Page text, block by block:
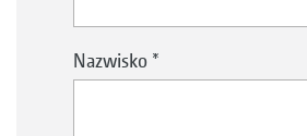
Nazwisko *